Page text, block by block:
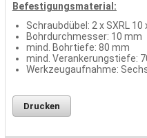
Befestigungsmaterial:
Schraubdübel: 2 x SXRL 10
Bohrdurchmesser: 10 mm
mind. Bohrtiefe: 80 mm
mind. Verankerungstiefe:
Werkzeugaufnahme:
Drucken